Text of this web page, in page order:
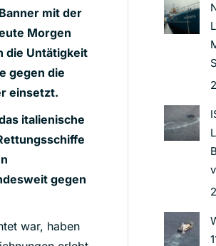
mit der
Morgen
die Untätigkeit
gegen die
einsetzt.
italienische
gegen
war, haben